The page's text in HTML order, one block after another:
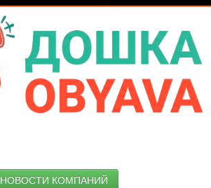
НОВОСТИ КОМПАНИЙ